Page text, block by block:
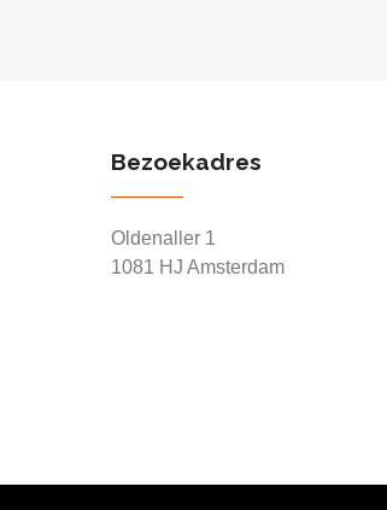
Bezoekadres
Oldenaller 1
1081 HJ Amsterdam